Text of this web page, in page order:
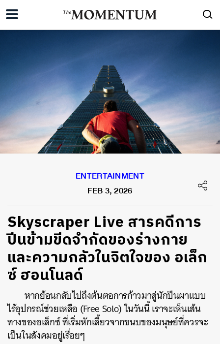
ENTERTAINMENT
FEB 3, 2026
Skyscraper Live สารคดีการ
ปีนข้ามขีดจำกัดของร่างกาย
และความกลัวในจิตใจของ อเล็ก
ซ์ ฮอนโนลด์
หากย้อนกลับไปถึงต้นตอการก้าวมาสู่นักปีนผาแบบ
ไร้อุปกรณ์ช่วยเหลือ (Free Solo) ในวันนี้ เราจะเห็นเส้น
ทางของอเล็กซ์ ที่เริ่มหักเลี้ยวจากขนบของมนุษย์ที่ควรจะ
เป็นในสังคมอยู่เรื่อยๆ